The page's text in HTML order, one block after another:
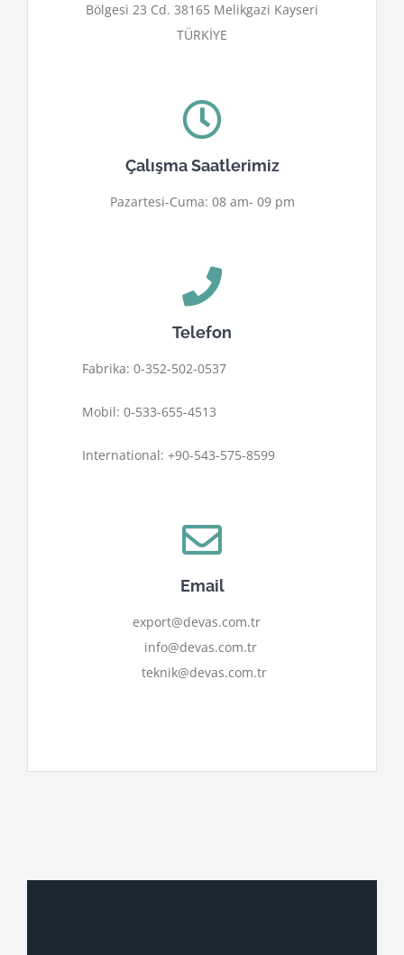
Bölgesi 23 Cd. 38165 Melikgazi Kayseri
TÜRKİYE
Çalışma Saatlerimiz
Pazartesi-Cuma: 08 am- 09 pm
Telefon
Fabrika: 0-352-502-0537
Mobil: 0-533-655-4513
International: +90-543-575-8599
Email
export@devas.com.tr
info@devas.com.tr
teknik@devas.com.tr